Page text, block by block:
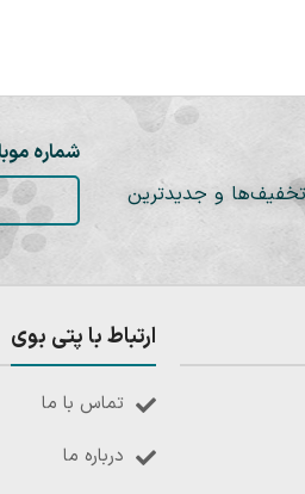
تخفیف‌ها و جدیدترین
شماره
ارتباط با پتی بوی
تماس با ما
درباره ما